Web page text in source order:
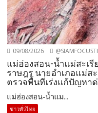
09/08/2026
แม่ฮ่องสอน-น้ำแม่สะเรี
ราษฎร นายอำเภอแม่ส
ตรวจพื้นที่เร่งแก้ปัญหา
แม่ฮ่องสอน-น้ำแม...
ข่าวทั่วไทย